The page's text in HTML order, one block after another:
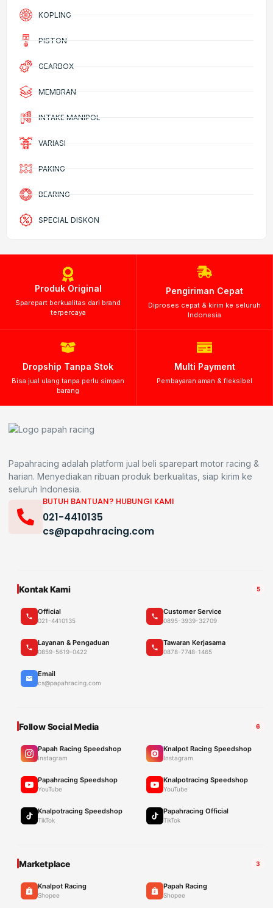
KOPLING
PISTON
GEARBOX
MEMBRAN
INTAKE MANIPOL
VARIASI
PAKING
BEARING
SPECIAL DISKON
Produk Original
Sparepart berkualitas dari brand
terpercaya
Pengiriman Cepat
Diproses cepat & kirim ke seluruh
Indonesia
Dropship Tanpa Stok
Bisa jual ulang tanpa perlu simpan
barang
Multi Payment
Pembayaran aman & fleksibel
Papahracing adalah platform jual beli sparepart motor racing &
harian. Menyediakan ribuan produk berkualitas, siap kirim ke
seluruh Indonesia.
BUTUH BANTUAN? HUBUNGI KAMI
021-4410135
cs@papahracing.com
Kontak Kami 5
Official
021-4410135
Customer Service
0895-3939-32709
Layanan & Pengaduan
0859-5619-0422
Tawaran Kerjasama
0878-7748-1465
Email
cs@papahracing.com
Follow Social Media 6
Papah Racing Speedshop
Instagram
Knalpot Racing Speedshop
Instagram
Papahracing Speedshop
YouTube
Knalpotracing Speedshop
YouTube
Knalpotracing Speedshop
TikTok
Papahracing Official
TikTok
Marketplace 3
Knalpot Racing
Shopee
Papah Racing
Shopee